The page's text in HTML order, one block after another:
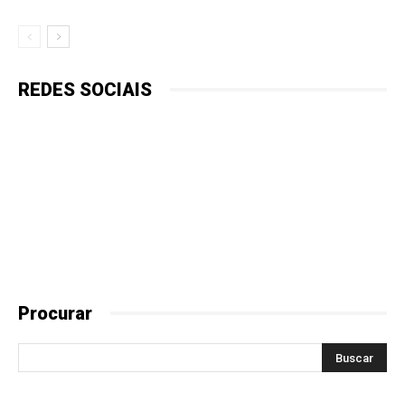
REDES SOCIAIS
Procurar